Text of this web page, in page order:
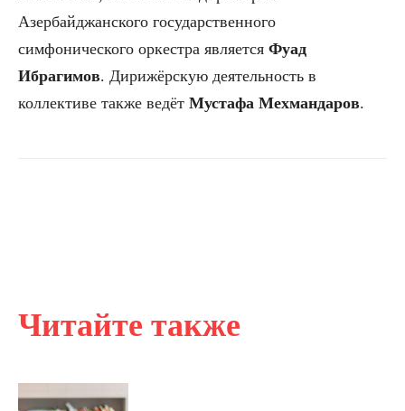
Читайте также
Азербайджанского государственного
симфонического оркестра является Фуад
Ибрагимов. Дирижёрскую деятельность в
коллективе также ведёт Мустафа Мехмандаров.